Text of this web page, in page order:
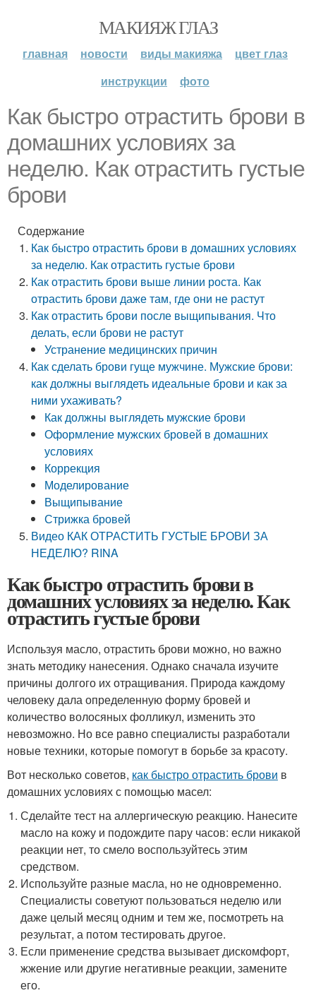
МАКИЯЖ ГЛАЗ
главная новости виды макияжа
цвет глаз
инструкции
фото
Как быстро отрастить брови в
домашних условиях за
неделю. Как отрастить густые
брови
Содержание
Как быстро отрастить брови в домашних условиях
за неделю. Как отрастить густые брови
Как отрастить брови выше линии роста. Как
отрастить брови даже там, где они не растут
Как отрастить брови после выщипывания. Что
делать, если брови не растут
Устранение медицинских причин
Как сделать брови гуще мужчине. Мужские брови:
как должны выглядеть идеальные брови и как за
ними ухаживать?
Как должны выглядеть мужские брови
Оформление мужских бровей в домашних
условиях
Коррекция
Моделирование
Выщипывание
Стрижка бровей
Видео КАК ОТРАСТИТЬ ГУСТЫЕ БРОВИ ЗА
НЕДЕЛЮ? RINA
Как быстро отрастить брови в
домашних условиях за неделю. Как
отрастить густые брови
Используя масло, отрастить брови можно, но важно
знать методику нанесения. Однако сначала изучите
причины долгого их отращивания. Природа каждому
человеку дала определенную форму бровей и
количество волосяных фолликул, изменить это
невозможно. Но все равно специалисты разработали
новые техники, которые помогут в борьбе за красоту.
Вот несколько советов, как быстро отрастить брови в
домашних условиях с помощью масел:
Сделайте тест на аллергическую реакцию. Нанесите
масло на кожу и подождите пару часов: если никакой
реакции нет, то смело воспользуйтесь этим
средством.
Используйте разные масла, но не одновременно.
Специалисты советуют пользоваться неделю или
даже целый месяц одним и тем же, посмотреть на
результат, а потом тестировать другое.
Если применение средства вызывает дискомфорт,
жжение или другие негативные реакции, замените
его.